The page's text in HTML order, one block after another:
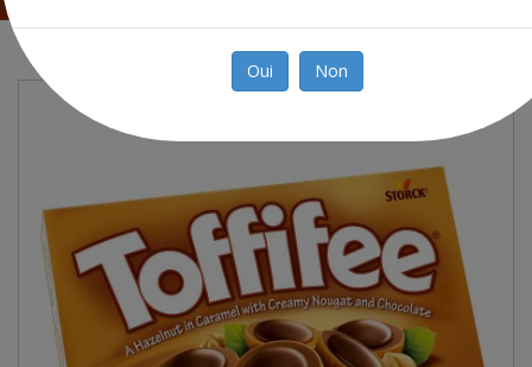
Oui Non